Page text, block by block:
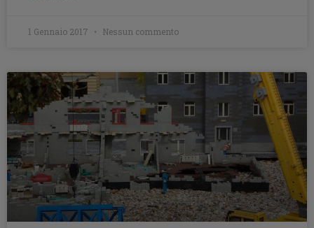
1 Gennaio 2017 Nessun commento